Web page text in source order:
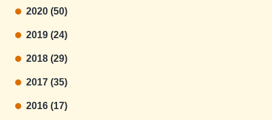
2020 (50)
2019 (24)
2018 (29)
2017 (35)
2016 (17)